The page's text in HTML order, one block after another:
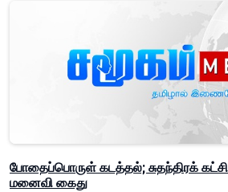
போதைப்பொருள் கடத்தல்; சுதந்திரக்
மனைவி கைது